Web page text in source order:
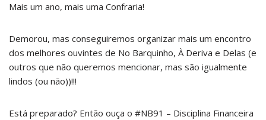
Mais um ano, mais uma Confraria!
Demorou, mas conseguiremos organizar mais um encontro
dos melhores ouvintes de No Barquinho, À Deriva e Delas (e
outros que não queremos mencionar, mas são igualmente
lindos (ou não))!!!
Está preparado? Então ouça o #NB91 – Disciplina Financeira